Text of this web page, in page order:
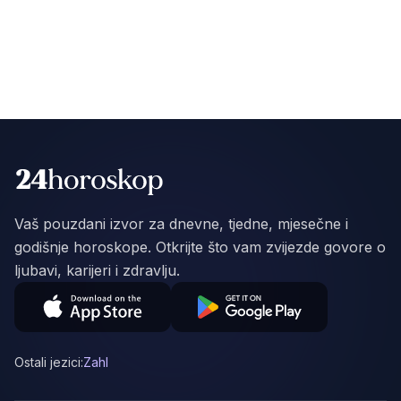
Vaš pouzdani izvor za dnevne, tjedne, mjesečne i
godišnje horoskope. Otkrijte što vam zvijezde govore o
ljubavi, karijeri i zdravlju.
Ostali jezici:Zahl